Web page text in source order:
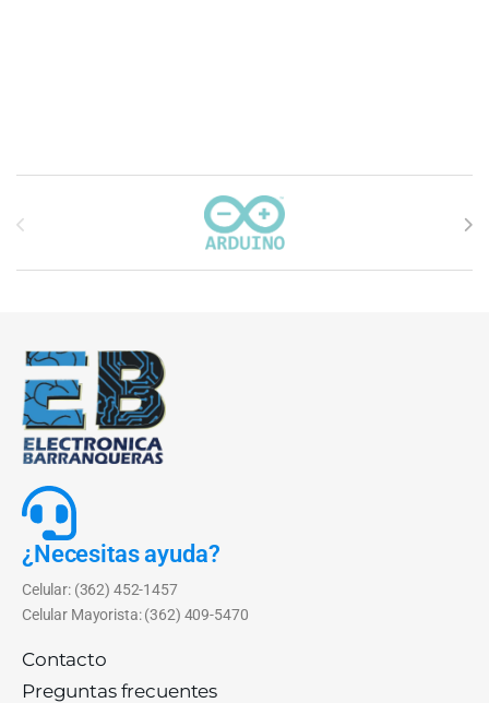
Carrusel de marcas
¿Necesitas ayuda?
Celular: (362) 452-1457
Celular Mayorista: (362) 409-5470
Contacto
Preguntas frecuentes